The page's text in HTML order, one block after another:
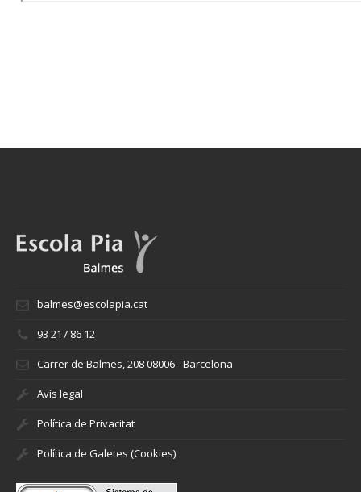
balmes@escolapia.cat
93 217 86 12
Carrer de Balmes, 208 08006 - Barcelona
Avís legal
Política de Privacitat
Política de Galetes (Cookies)